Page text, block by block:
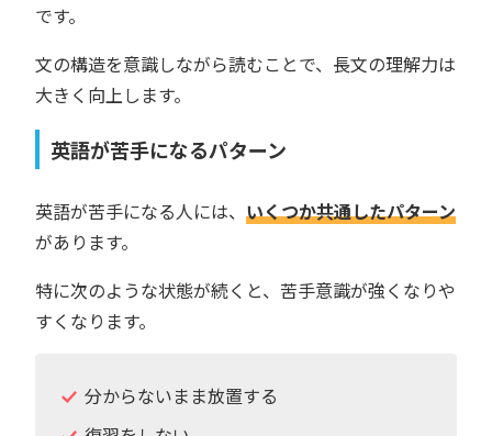
です。
文の構造を意識しながら読むことで、長文の理解力は
大きく向上します。
英語が苦手になるパターン
英語が苦手になる人には、 いくつか共通したパターン
があります。
特に次のような状態が続くと、苦手意識が強くなりや
すくなります。
分からないまま放置する